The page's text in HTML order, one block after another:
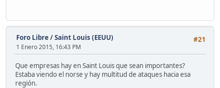
#21
Foro Libre/Saint Louis (EEUU)
1 Enero 2015, 16:43 PM
Que empresas hay en Saint Louis que sean importantes?
Estaba viendo el norse y hay multitud de ataques hacia esa
región.